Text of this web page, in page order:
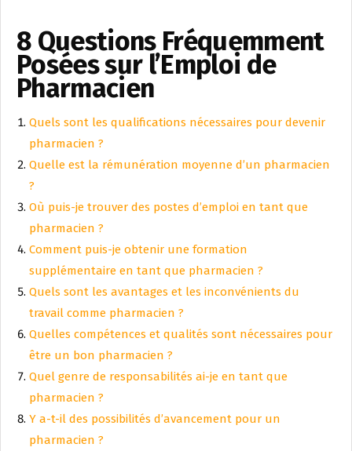
8 Questions Fréquemment
Posées sur l’Emploi de
Pharmacien
Quels sont les qualifications nécessaires pour devenir
pharmacien ?
Quelle est la rémunération moyenne d’un pharmacien
?
Où puis-je trouver des postes d’emploi en tant que
pharmacien ?
Comment puis-je obtenir une formation
supplémentaire en tant que pharmacien ?
Quels sont les avantages et les inconvénients du
travail comme pharmacien ?
Quelles compétences et qualités sont nécessaires pour
être un bon pharmacien ?
Quel genre de responsabilités ai-je en tant que
pharmacien ?
Y a-t-il des possibilités d’avancement pour un
pharmacien ?